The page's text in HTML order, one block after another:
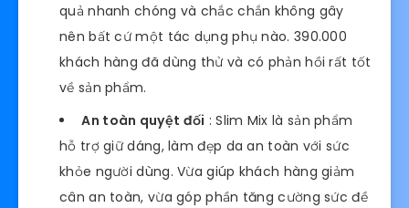
quả nhanh chóng và chắc chắn không gây
nên bất cứ một tác dụng phụ nào. 390.000
khách hàng đã dùng thử và có phản hồi rất tốt
về sản phẩm.
An toàn quyệt đối : Slim Mix là sản phẩm
hỗ trợ giữ dáng, làm đẹp da an toàn với sức
khỏe người dùng. Vừa giúp khách hàng giảm
cân an toàn, vừa góp phần tăng cường sức đề